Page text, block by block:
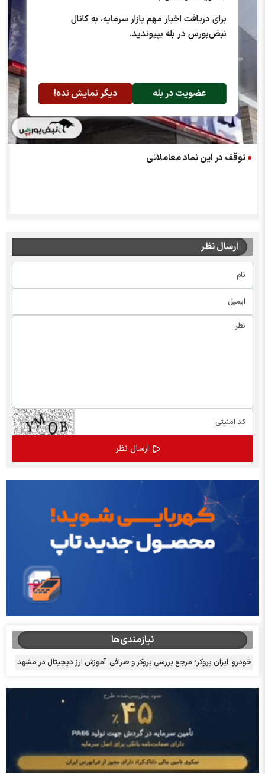
برای دریافت اخبار مهم بازار سرمایه، به کانال
نبض‌بورس در بله بپیوندید.
عضویت در بله دیگر نمایش نده!
توقف در این نماد معاملاتی
ارسال نظر
نیازمندی‌ها
خودرو ایران بروکر؛ مرجع بررسی بروکر و صرافی آموزش ارز دیجیتال در مشهد